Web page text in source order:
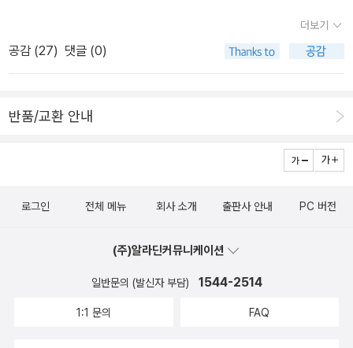
도 한다. 학생들을 직접 만나다 보면, 예상 외로 반응이 뜨겁고 집중도
가 높다고 한다. 평소 별다른 생각 없이 내뱉던 비속어의 어원과 정의
를 알고 나면 저도 모르게 얼굴이 붉혀지기 때문이다. 비속어 하나하
되는지 안 되는지 알아 간다면, 생각 없이 내뱉던 때와는 조금 다른 단
어들을 사용하게 되지 않을까? 무엇이든 제대로 알고 맛보면 나쁠 것
랑하고도 재미나게 만들어 주는 촉매제 역할을 하고 있다. 적절하게
급 언어, B급 언어 가운데 ‘B끕 언어’로 규정되었을 뿐이다. 이 책이
많은 분들에게 무심코 내뱉는 다양한 B급 언어가 어떤 의미이고, 무
를 써도 될 때와 써서는 안 될 때를 스스로 잘 판단할 수 있는 사고력
책도 그런 말을 사용하는 것이 바람직하다고 하지는 않는다. 당연히
우리는 아름다운 표현, 좋은 표현을 해야 한다. 이것을 부정할 수는 없
다. 우리나라에서 '언어의 온도, 말의 품격'이라는 제목을 단 책이 많
황에 맞게 쓸 때 가장 큰 효과를 발휘하지 않나? 청소년들이 급식체
맞기 때문일 것이다. 언어는 사회성을 띠고 있기 때문에 아무리 자의
호응을 받아야만 유통되는 것이 언어이기 때문이다. 이런 급식체들,
상황에 적절하다는 공감대를 형성했기 때문일 것이다. 그야말로 이
놓고 왜 우리만 잘못했다고 하느냐고 하는 것처럼 들린다. 이런 말을
쓰는 것만이 문제가 아니라 이런 말이 나올 수밖에 없는 상황을 만들
들여놓다 보니,띠링띠링,손님이 들어와 담배를 한 보루 팔다 보니,
엥? 담배 주문 까먹었네? 하고 서둘러 담배 주문 하다 보니,히유우....
2022. 5. 4. 수요일 맑음* 이주윤 작가 《갓생 만화 일기》 완전 웃김.
더보기
공감 (27) 댓글 (0)
반품/교환 안내
로그인 전체 메뉴 회사 소개 출판사 안내 PC 버전
(주)알라딘커뮤니케이션
일반문의 (발신자 부담) 1544-2514
1:1 문의 FAQ